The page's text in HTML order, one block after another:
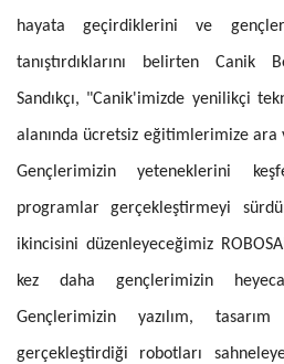
hayata geçirdiklerini ve
tanıştırdıklarını belirten Canik
Sandıkçı, "Canik'imizde yenilikçi
alanında ücretsiz eğitimlerimize ara
Gençlerimizin yeteneklerini
programlar gerçekleştirmeyi
ikincisini düzenleyeceğimiz
kez daha gençlerimizin
Gençlerimizin yazılım,
gerçekleştirdiği robotları